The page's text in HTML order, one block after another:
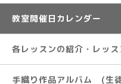
教室開催日カレンダー
各レッスンの紹介・レッス
手織り作品アルバム (生